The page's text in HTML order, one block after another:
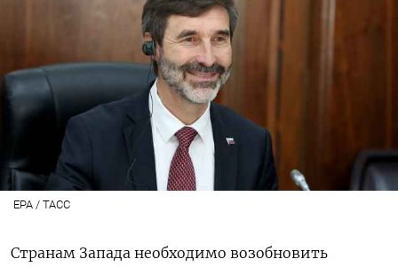
ЕРА / ТАСС
Странам Запада необходимо возобновить